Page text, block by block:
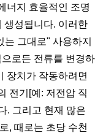
너지 효율적인 조명
생성됩니다. 이러한
그대로" 사용하지
로든 전류를 변경하
장치가 작동하려면
전기[예: 저전압 직
. 그리고 현재 많은
, 때로는 초당 수천